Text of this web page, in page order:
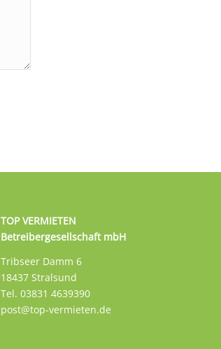
TOP VERMIETEN
Betreibergesellschaft mbH
Tribseer Damm 6
18437 Stralsund
Tel. 03831 4639390
post@top-vermieten.de